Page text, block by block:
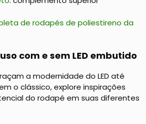
de rodapés de poliestireno da
com e sem LED embutido
a modernidade do LED até
o clássico, explore inspirações
do rodapé em suas diferentes